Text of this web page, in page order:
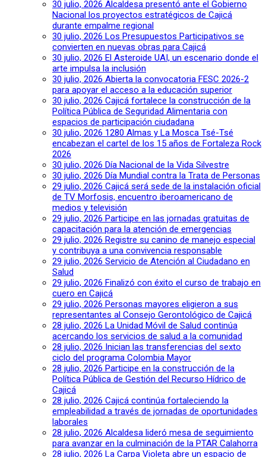
30 julio, 2026 Alcaldesa presentó ante el Gobierno
Nacional los proyectos estratégicos de Cajicá
durante empalme regional
30 julio, 2026 Los Presupuestos Participativos se
convierten en nuevas obras para Cajicá
30 julio, 2026 El Asteroide UAI, un escenario donde el
arte impulsa la inclusión
30 julio, 2026 Abierta la convocatoria FESC 2026-2
para apoyar el acceso a la educación superior
30 julio, 2026 Cajicá fortalece la construcción de la
Política Pública de Seguridad Alimentaria con
espacios de participación ciudadana
30 julio, 2026 1280 Almas y La Mosca Tsé-Tsé
encabezan el cartel de los 15 años de Fortaleza Rock
2026
30 julio, 2026 Día Nacional de la Vida Silvestre
30 julio, 2026 Día Mundial contra la Trata de Personas
29 julio, 2026 Cajicá será sede de la instalación oficial
de TV Morfosis, encuentro iberoamericano de
medios y televisión
29 julio, 2026 Participe en las jornadas gratuitas de
capacitación para la atención de emergencias
29 julio, 2026 Registre su canino de manejo especial
y contribuya a una convivencia responsable
29 julio, 2026 Servicio de Atención al Ciudadano en
Salud
29 julio, 2026 Finalizó con éxito el curso de trabajo en
cuero en Cajicá
29 julio, 2026 Personas mayores eligieron a sus
representantes al Consejo Gerontológico de Cajicá
28 julio, 2026 La Unidad Móvil de Salud continúa
acercando los servicios de salud a la comunidad
28 julio, 2026 Inician las transferencias del sexto
ciclo del programa Colombia Mayor
28 julio, 2026 Participe en la construcción de la
Política Pública de Gestión del Recurso Hídrico de
Cajicá
28 julio, 2026 Cajicá continúa fortaleciendo la
empleabilidad a través de jornadas de oportunidades
laborales
28 julio, 2026 Alcaldesa lideró mesa de seguimiento
para avanzar en la culminación de la PTAR Calahorra
28 julio, 2026 La Carpa Violeta abre un espacio de